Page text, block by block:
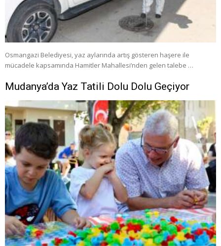
Osmangazi Belediyesi, yaz aylarında artış gösteren haşere ile
mücadele kapsamında Hamitler Mahallesi’nden gelen talebe …
Mudanya’da Yaz Tatili Dolu Dolu Geçiyor